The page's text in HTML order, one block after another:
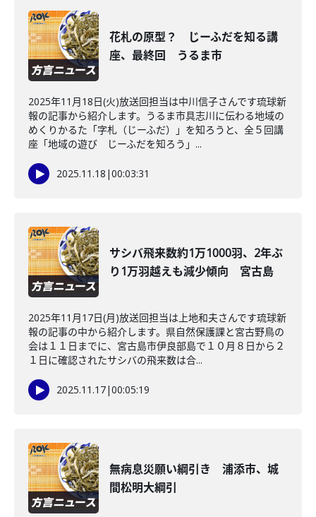
花札の原型？ じーふだを知る講
座、最終回 うるま市
2025年11月18日(火)放送回担当は中川信子さんです琉球新
報の記事から紹介します。うるま市具志川に伝わる地域の
めくりかるた「字札（じーふだ）」を知ろうと、全５回講
座「地域の遊び じーふだを知ろう」...
2025.11.18 |00:03:31
サシバ飛来数約1万1000羽、2年ぶ
り1万羽越えも減少傾向 宮古島
2025年11月17日(月)放送回担当は上地和夫さんです琉球新
報の記事の中から紹介します。県自然保護課と宮古野鳥の
会は１１日までに、宮古島市伊良部島で１０月８日から２
１日に確認されたサシバの飛来数は合...
2025.11.17|00:05:19
無病息災願い綱引き 浦添市、城
間松明大綱引